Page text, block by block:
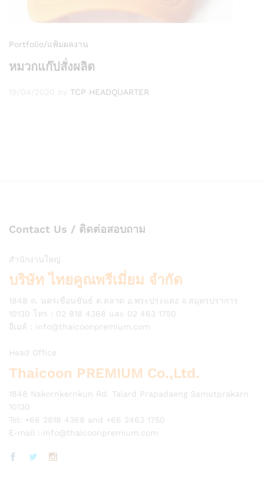
Portfolio/แฟ้มผลงาน
หมวกแก๊ปสั่งผลิต
TCP HEADQUARTER
Contact Us / ติดต่อสอบถาม
สำนักงานใหญ่
บริษัท ไทยคูณพรีเมี่ยม จำกัด
1848 ถ. นครเขื่อนขันธ์ ต.ตลาด อ.พระประแดง จ.สมุทรปราการ
10130 โทร : 02 818 4368 และ 02 463 1750
อีเมล์ : info@thaicoonpremium.com
Head Office
Thaicoon PREMIUM Co.,Ltd.
1848 Nakornkernkun Rd. Talard Prapadaeng Samutprakarn
10130
Tel: +66 2818 4368 and +66 2463 1750
E-mail : info@thaicoonpremium.com